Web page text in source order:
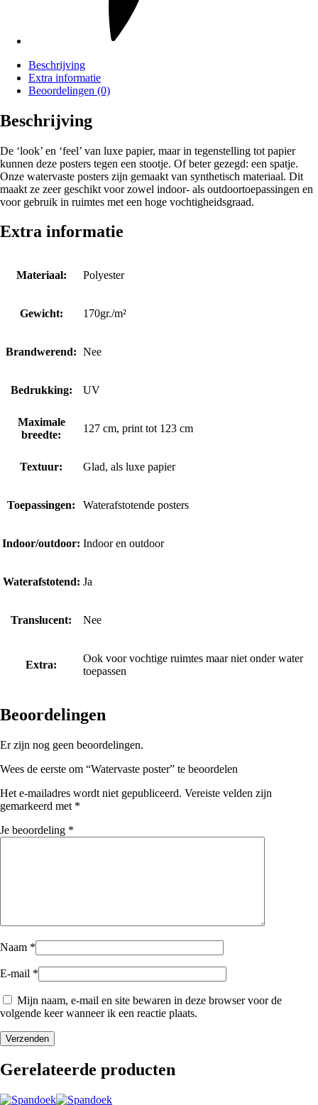
Beschrijving
Extra informatie
Beoordelingen (0)
Beschrijving
De ‘look’ en ‘feel’ van luxe papier, maar in tegenstelling tot papier
kunnen deze posters tegen een stootje. Of beter gezegd: een spatje.
Onze watervaste posters zijn gemaakt van synthetisch materiaal. Dit
maakt ze zeer geschikt voor zowel indoor- als outdoortoepassingen en
voor gebruik in ruimtes met een hoge vochtigheidsgraad.
Extra informatie
Materiaal: Polyester
Gewicht: 170gr./m²
Brandwerend: Nee
Bedrukking: UV
Maximale
breedte:
127 cm, print tot 123 cm
Textuur: Glad, als luxe papier
Toepassingen: Waterafstotende posters
Indoor/outdoor: Indoor en outdoor
Waterafstotend: Ja
Translucent: Nee
Extra:
Ook voor vochtige ruimtes maar niet onder water
toepassen
Beoordelingen
Er zijn nog geen beoordelingen.
Wees de eerste om “Watervaste poster” te beoordelen
Het e-mailadres wordt niet gepubliceerd. Vereiste velden zijn
gemarkeerd met *
Je beoordeling *
Naam *
E-mail *
Mijn naam, e-mail en site bewaren in deze browser voor de
volgende keer wanneer ik een reactie plaats.
Gerelateerde producten